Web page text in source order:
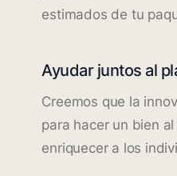
estimados de tu
Ayudar juntos al
Creemos que la
para hacer un bien
enriquecer a los